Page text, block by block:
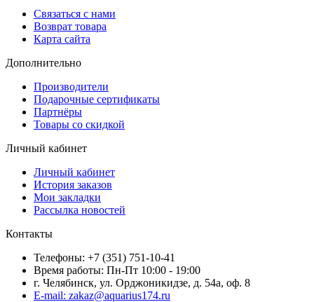
Связаться с нами
Возврат товара
Карта сайта
Дополнительно
Производители
Подарочные сертификаты
Партнёры
Товары со скидкой
Личный кабинет
Личный кабинет
История заказов
Мои закладки
Рассылка новостей
Контакты
Телефоны: +7 (351) 751-10-41
Время работы: Пн-Пт 10:00 - 19:00
г. Челябинск, ул. Орджоникидзе, д. 54а, оф. 8
E-mail: zakaz@aquarius174.ru